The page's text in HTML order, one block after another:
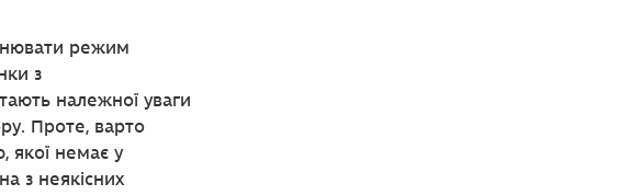
режим
з
належної уваги
Проте, варто
якої немає у
з неякісних